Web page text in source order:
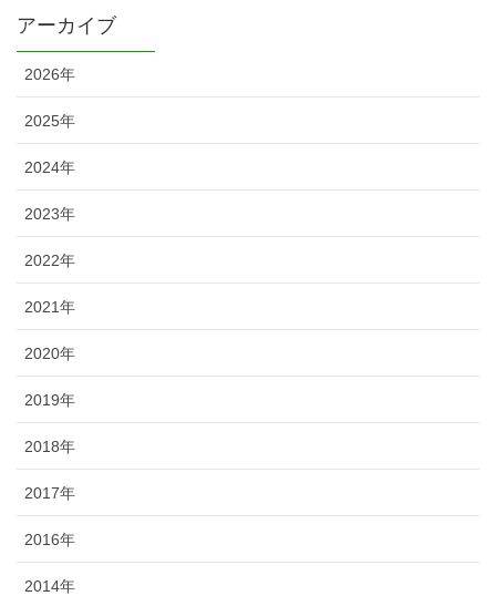
アーカイブ
2026年
2025年
2024年
2023年
2022年
2021年
2020年
2019年
2018年
2017年
2016年
2014年